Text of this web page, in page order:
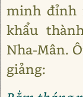
minh đỉnh
khẩu
Nha-Mân.
giảng: